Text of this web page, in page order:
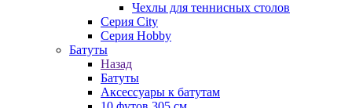
Чехлы для теннисных столов
Серия City
Серия Hobby
Батуты
Назад
Батуты
Аксессуары к батутам